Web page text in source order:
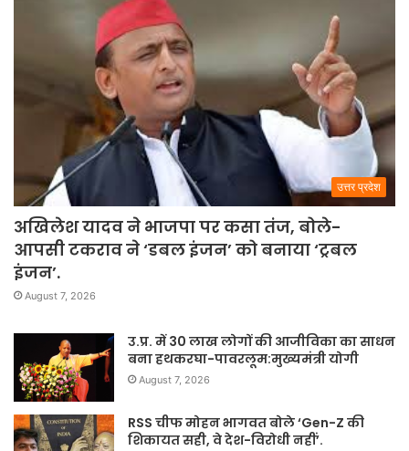
उत्तर प्रदेश
अखिलेश यादव ने भाजपा पर कसा तंज, बोले-
आपसी टकराव ने ‘डबल इंजन’ को बनाया ‘ट्रबल
इंजन’.
August 7, 2026
उ.प्र. में 30 लाख लोगों की आजीविका का साधन
बना हथकरघा-पावरलूम:मुख्यमंत्री योगी
August 7, 2026
RSS चीफ मोहन भागवत बोले ‘Gen-Z की
शिकायत सही, वे देश-विरोधी नहीं’.